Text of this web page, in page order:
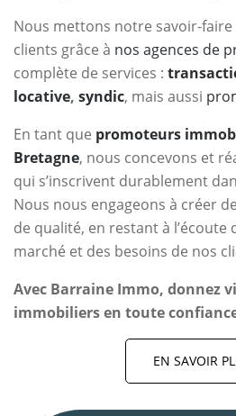
Nous mettons notre savoir-faire
clients grâce à nos agences de
complète de services :
locative, syndic, mais aussi
En tant que promoteurs
Bretagne, nous concevons et
qui s’inscrivent durablement
Nous nous engageons à créer
de qualité, en restant à l’écoute
marché et des besoins de nos
Avec Barraine Immo, donnez
immobiliers en toute
EN SAVOIR